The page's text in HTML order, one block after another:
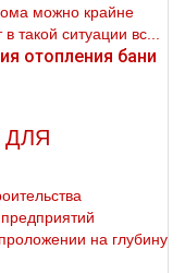
можно крайне
такой ситуации вс...
на глубину